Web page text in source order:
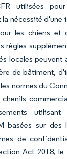
utilisées
nécessité
les chiens et
règles
locales peuvent
de bâtiment,
normes du
basées sur des
de
Act 2018, le